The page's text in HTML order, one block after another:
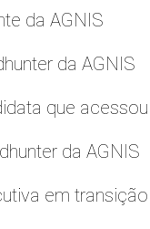
da AGNIS
da AGNIS
que
da AGNIS
em